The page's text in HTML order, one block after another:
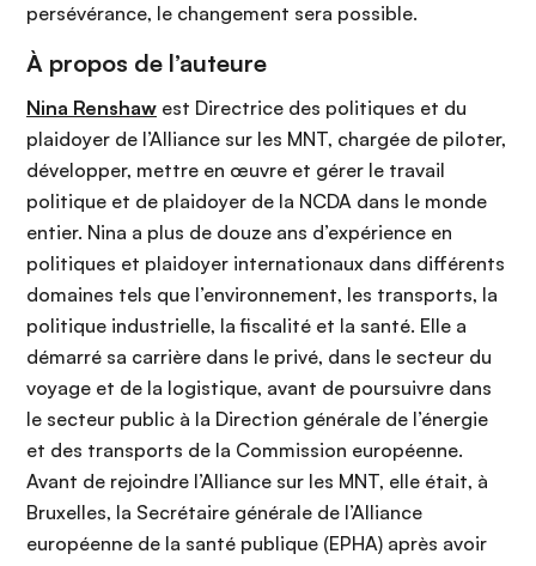
persévérance, le changement sera possible.
À propos de l’auteure
Nina Renshaw est Directrice des politiques et du
plaidoyer de l’Alliance sur les MNT, chargée de piloter,
développer, mettre en œuvre et gérer le travail
politique et de plaidoyer de la NCDA dans le monde
entier. Nina a plus de douze ans d’expérience en
politiques et plaidoyer internationaux dans différents
domaines tels que l’environnement, les transports, la
politique industrielle, la fiscalité et la santé. Elle a
démarré sa carrière dans le privé, dans le secteur du
voyage et de la logistique, avant de poursuivre dans
le secteur public à la Direction générale de l’énergie
et des transports de la Commission européenne.
Avant de rejoindre l’Alliance sur les MNT, elle était, à
Bruxelles, la Secrétaire générale de l’Alliance
européenne de la santé publique (EPHA) après avoir